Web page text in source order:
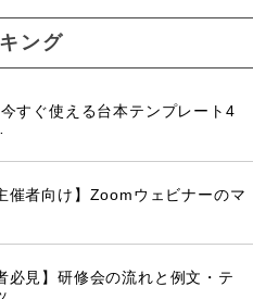
ング
今すぐ使える台本テンプレート4
催者向け】Zoomウェビナーのマ
必見】研修会の流れと例文・テ
…